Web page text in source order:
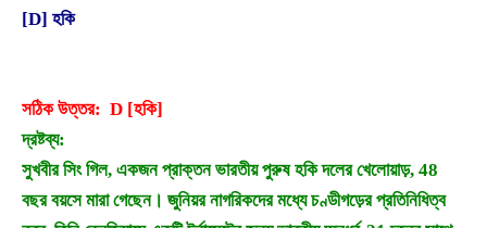
[D] হকি
সঠিক উত্তর: D [হকি]
দ্রষ্টব্য:
সুখবীর সিং গিল, একজন প্রাক্তন ভারতীয় পুরুষ হকি দলের খেলোয়াড়, 48
বছর বয়সে মারা গেছেন। জুনিয়র নাগরিকদের মধ্যে চণ্ডীগড়ের প্রতিনিধিত্ব